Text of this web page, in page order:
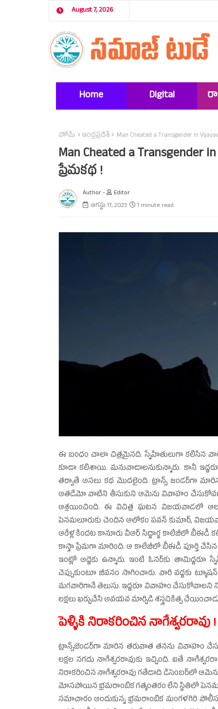
August 7, 2026
Home
Digital
హోమ్ ఆంధ్రప్రదేశ్‌ Man Cheated a Transgender in
Man Cheated a
ప్రేమకథ !
Author -
Editor
ఆగస్టు 17, 2023
1 minute read
ఈ బంధం చాలా చిత్రమైనది. స్నేహితులుగా కలిసిన
కూడా కలిశాయి. మనువాడాలనుకున్నారు. కానీ
తర్వాతే అసలు కథ మొదలైంది. ట్రాన్స్‌ జండర్‌గా మారిన
అతడేమో వాటిని తీసుకుని ఆమెను వివాహం
ఆశ్రయించింది. ఈ విచిత్ర ఘటన విజయవాడలో
పెనమలూరుకు చెందిన ఆలోకం పవన్‌ కుమార్‌,
ఆరేళ్ల కిందట కానూరు వీఆర్‌ సిద్ధార్థ కాలేజీలో బీఈడీ
కాస్తా ప్రేమగా మారింది. ఆ కాలేజీలో బీఈడీ పూర్తి చేసిన
ఇంట్లో అద్దెకు ఉన్నారు. ఇంటి ఓనర్‌కు
చెప్పుకుంటూ జీవనం సాగించారు. వారి వద్దకు
మగవారిగానే తెలుసు. ఇద్దరూ వివాహం చేసుకోవాలని
లక్షలు ఖర్చుచేసి అవయవ మార్పిడి శస్త్రచికిత్స
పెళ్ళికి నిరాకరించిన నాగేశ్వరరావు !
ట్రాన్స్‌జెండర్‌గా మారిన తరువాత తనను వివాహం
లక్షల నగదు నాగేశ్వరరావుకు ఇచ్చింది. ఐతే
నిరాకరించిన నాగేశ్వరరావు గతేడాది డిసెంబర్‌లో ఆమెను
మోసపోయిన భ్రమరాంబిక గత్యంతరం లేని స్థితిలో
సమాచారం అందుకున్న భ్రమరాంబిక మంగళగిరి